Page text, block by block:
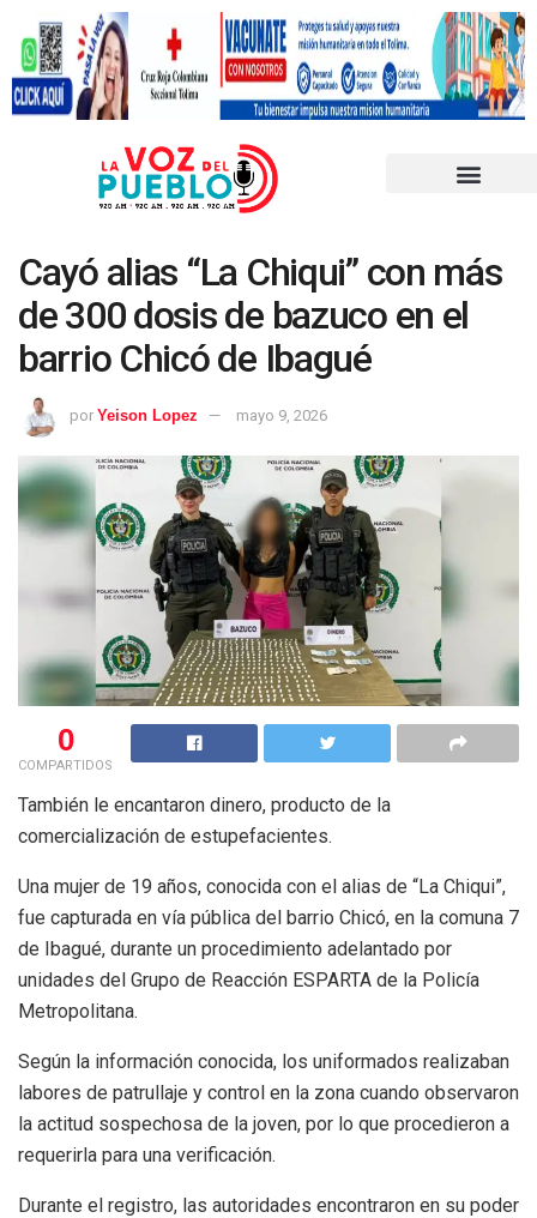
Cayó alias “La Chiqui” con más
de 300 dosis de bazuco en el
barrio Chicó de Ibagué
por Yeison Lopez mayo 9, 2026
0
COMPARTIDOS
También le encantaron dinero, producto de la
comercialización de estupefacientes.
Una mujer de 19 años, conocida con el alias de “La Chiqui”,
fue capturada en vía pública del barrio Chicó, en la comuna 7
de Ibagué, durante un procedimiento adelantado por
unidades del Grupo de Reacción ESPARTA de la Policía
Metropolitana.
Según la información conocida, los uniformados realizaban
labores de patrullaje y control en la zona cuando observaron
la actitud sospechosa de la joven, por lo que procedieron a
requerirla para una verificación.
Durante el registro, las autoridades encontraron en su poder